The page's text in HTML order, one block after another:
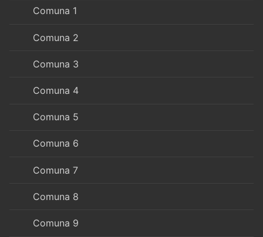
Comuna 1
Comuna 2
Comuna 3
Comuna 4
Comuna 5
Comuna 6
Comuna 7
Comuna 8
Comuna 9